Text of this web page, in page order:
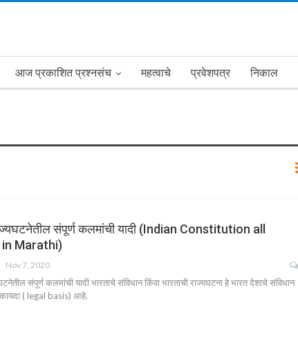
आज प्रकाशित प्रश्नसंच महत्वाचे प्रवेशपत्र निकाल
संपूर्ण कलमांची यादी (Indian Constitution all
Marathi)
Nov 7, 2020
संपूर्ण कलमांची यादी भारताचे संविधान किंवा भारताची राज्यघटना हे भारत देशाचे संविधान
कायदा ( legal basis) आहे.